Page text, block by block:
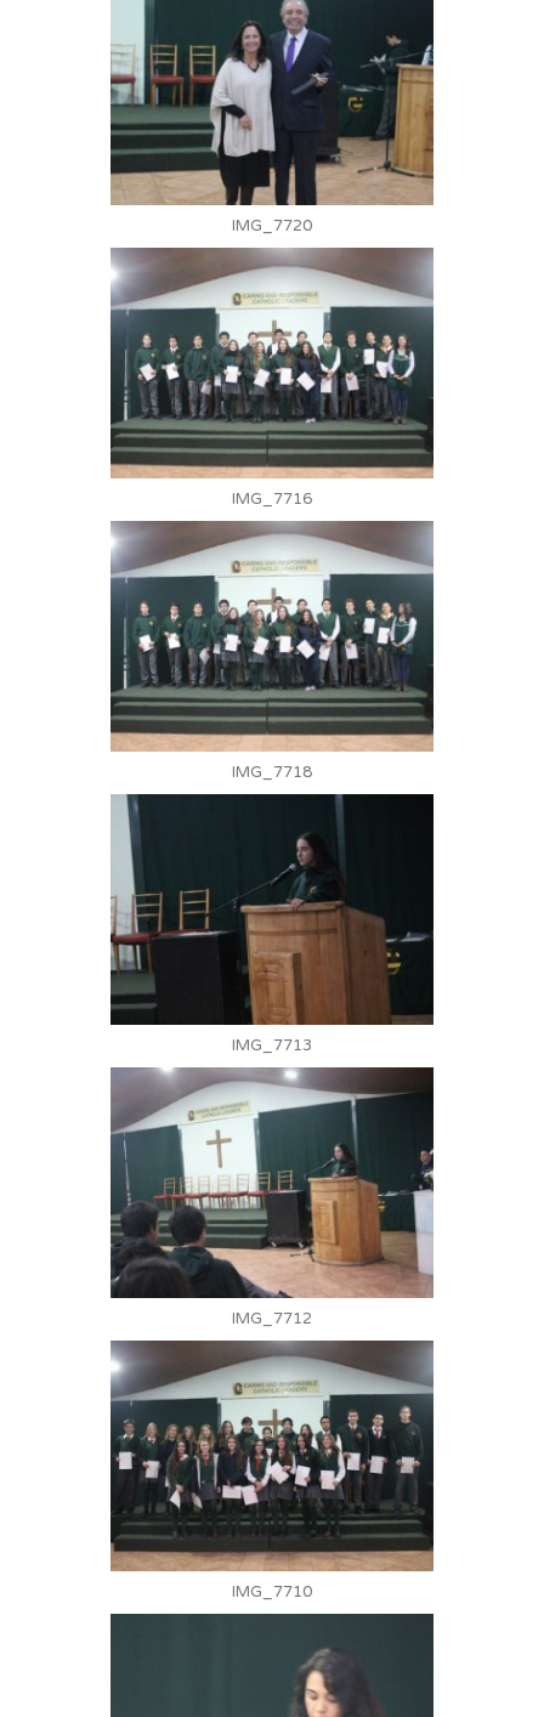
IMG_7720
IMG_7716
IMG_7718
IMG_7713
IMG_7712
IMG_7710